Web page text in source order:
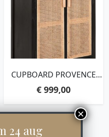
CUPBOARD PROVENCE
NATURAL,140X80X40 CM,
WEBBING NATURAL
€ 999,00
24 aug